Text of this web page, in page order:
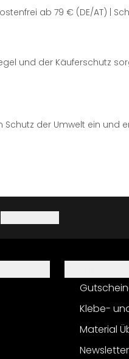
ab 79 € (DE/AT) |
und der Käuferschutz
Schutz der Umwelt ein und
Klebe-
Material